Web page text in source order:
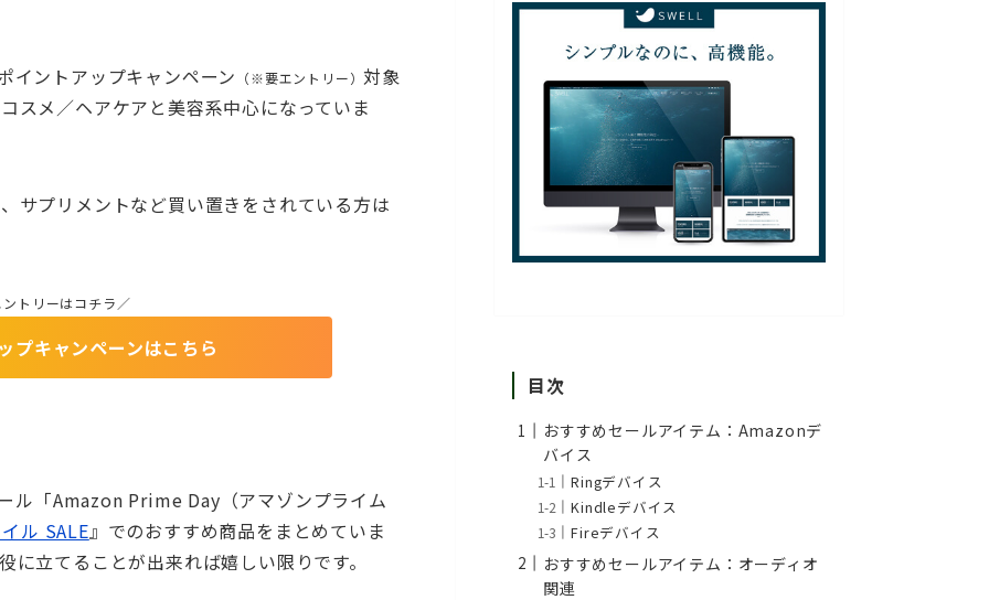
イントアップキャンペーン （※要エントリー）対象
スメ／ヘアケアと美容系中心になっていま
サプリメントなど買い置きをされている方は
ントリーはコチラ／
プキャンペーンはこちら
ル「Amazon Prime Day（アマゾンプライム
ル SALE』でのおすすめ商品をまとめていま
立てることが出来れば嬉しい限りです。
目次
おすすめセールアイテム：Amazonデ
バイス
Ringデバイス
Kindleデバイス
Fireデバイス
おすすめセールアイテム：オーディオ
関連